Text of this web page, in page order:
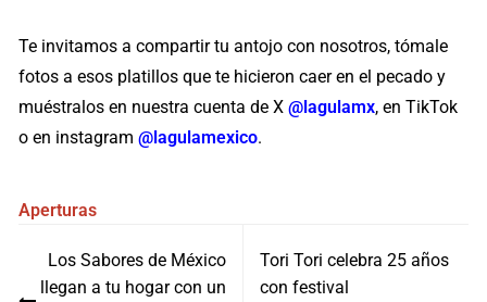
Te invitamos a compartir tu antojo con nosotros, tómale
fotos a esos platillos que te hicieron caer en el pecado y
muéstralos en nuestra cuenta de X@lagulamx, en TikTok
o en instagram@lagulamexico.
Aperturas
deLos Sabores de México
llegan a tu hogar con un
Tori Tori celebra 25 años
con festival